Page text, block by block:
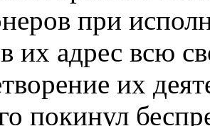
при
их адрес всю
их
покинул